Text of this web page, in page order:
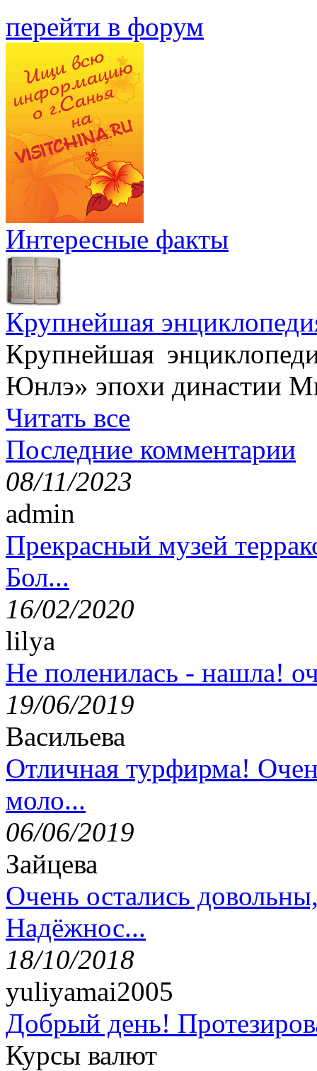
перейти в форум
Интересные факты
Крупнейшая
Крупнейшая
Юнлэ» эпохи династии
Читать все
Последние комментарии
08/11/2023
admin
Прекрасный музей
Бол...
16/02/2020
lilya
Не поленилась - нашла!
19/06/2019
Васильева
Отличная турфирма!
моло...
06/06/2019
Зайцева
Очень остались
Надёжнос...
18/10/2018
yuliyamai2005
Добрый день!
Курсы валют